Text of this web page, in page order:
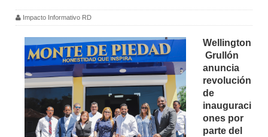
Impacto Informativo RD
Wellington
Grullón
anuncia
revolución
de
inauguraci
ones por
parte del